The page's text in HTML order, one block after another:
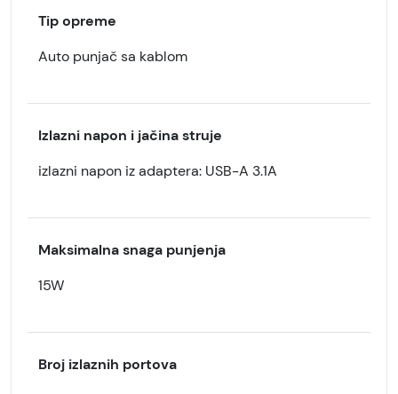
Tip opreme
Auto punjač sa kablom
Izlazni napon i jačina struje
izlazni napon iz adaptera: USB-A 3.1A
Maksimalna snaga punjenja
15W
Broj izlaznih portova